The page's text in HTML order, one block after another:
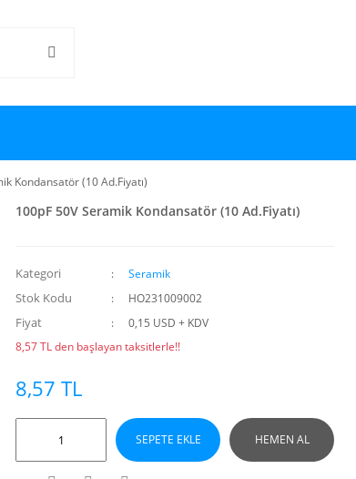
Kondansatör (10 Ad.Fiyatı)
100pF 50V Seramik Kondansatör (10 Ad.Fiyatı)
Kategori Seramik
Stok Kodu HO231009002
Fiyat
0,15 USD + KDV
8,57 TL den başlayan taksitlerle!!
8,57 TL
SEPETE EKLE HEMEN AL